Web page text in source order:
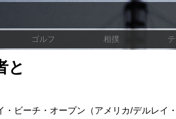
ゴルフ 相撲
と
ビーチ・オープン（アメリカ/デルレイ